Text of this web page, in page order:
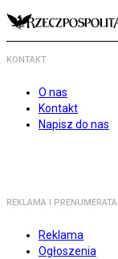
KONTAKT
O nas
Kontakt
Napisz do nas
REKLAMA I PRENUMERATA
Reklama
Ogłoszenia